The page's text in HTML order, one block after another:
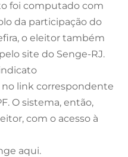
foi computado com
da participação do
o eleitor também
site do Senge-RJ.
no link correspondente
O sistema, então,
com o acesso à
aqui.